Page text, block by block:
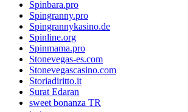
Spinbara.pro
Spingranny.pro
Spingrannykasino.de
Spinline.org
Spinmama.pro
Stonevegas-es.com
Stonevegascasino.com
Storiadiritto.it
Surat Edaran
sweet bonanza TR